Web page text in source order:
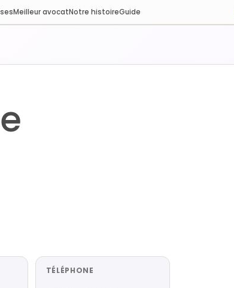
Meilleur avocatNotre histoireGuide
TÉLÉPHONE